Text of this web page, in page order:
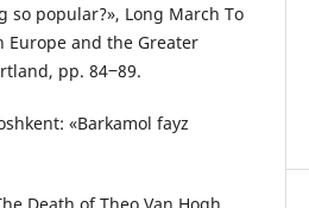
so popular?», Long March To
Europe and the Greater
pp. 84‒89.
«Barkamol fayz